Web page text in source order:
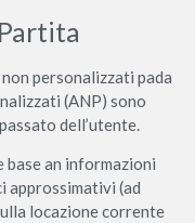
personalizzati pada
(ANP) sono
dell’utente.
an informazioni
approssimativi (ad
locazione corrente